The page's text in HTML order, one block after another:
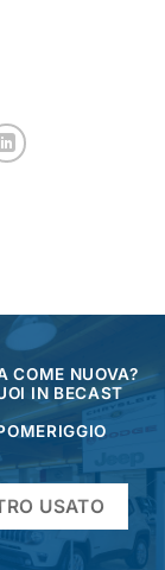
COME NUOVA?
IN BECAST
USATO